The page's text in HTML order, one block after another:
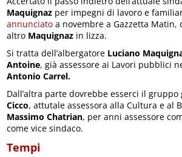
Maquignaz per impegni di lavoro e
annunciato a novembre a Gazzetta Matin,
altro Maquignaz in lizza.
Si tratta dell’albergatore Luciano
Antoine, già assessore ai Lavori pubblici
Antonio Carrel.
Dall’altra parte dovrebbe esserci il gruppo
Cicco, attutale assessora alla Cultura e al
Massimo Chatrian, per anni assessore
come vice sindaco.
Tempi